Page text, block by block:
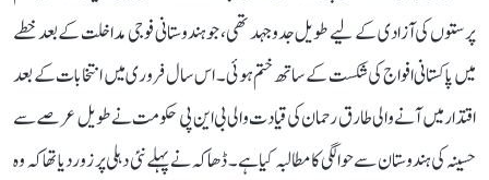
پرستوں کی آزادی کے لیے طویل جدوجہد تھی، جو ہندوستانی فوجی مداخلت کے بعد خطے
میں پاکستانی افواج کی شکست کے ساتھ ختم ہوئی۔ اس سال فروری میں انتخابات کے بعد
اقتدار میں آنے والی طارق رحمان کی قیادت والی بی این پی حکومت نے طویل عرصے سے
حسینہ کی ہندوستان سے حوالگی کا مطالبہ کیا ہے۔ ڈھاکہ نے پہلے نئی دہلی پر زور دیا تھا کہ وہ